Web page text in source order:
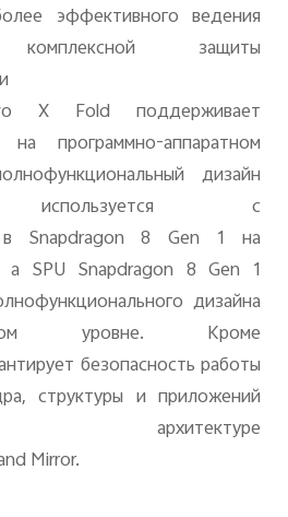
эффективного ведения
защиты
X Fold поддерживает
программно-аппаратном
дизайн
используется с
в Snapdragon 8Gen 1 на
аSPU Snapdragon 8Gen 1
дизайна
уровне. Кроме
безопасность работы
структуры и приложений
архитектуре
Mirror.